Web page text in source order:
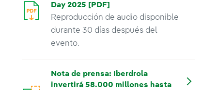
Day 2025 [PDF]
Reproducción de audio disponible
durante 30 días después del
evento.
Nota de prensa: Iberdrola
invertirá 58.000 millones hasta